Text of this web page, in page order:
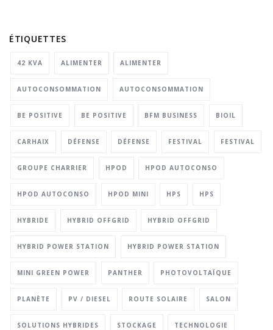
ÉTIQUETTES
42 KVA ALIMENTER ALIMENTER
AUTOCONSOMMATION AUTOCONSOMMATION
BE POSITIVE BE POSITIVE BFM BUSINESS BIOIL
CARHAIX DÉFENSE DÉFENSE FESTIVAL FESTIVAL
GROUPE CHARRIER HPOD HPOD AUTOCONSO
HPOD AUTOCONSO HPOD MINI HPS HPS
HYBRIDE HYBRID OFFGRID HYBRID OFFGRID
HYBRID POWER STATION HYBRID POWER STATION
MINI GREEN POWER PANTHER PHOTOVOLTAÏQUE
PLANÈTE PV / DIESEL ROUTE SOLAIRE SALON
SOLUTIONS HYBRIDES STOCKAGE TECHNOLOGIE